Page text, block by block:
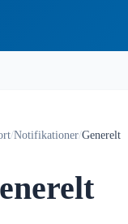
/Notifikationer/Generelt